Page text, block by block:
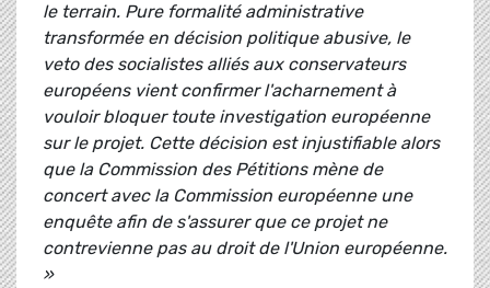
le terrain. Pure formalité administrative
transformée en décision politique abusive, le
veto des socialistes alliés aux conservateurs
européens vient confirmer l'acharnement à
vouloir bloquer toute investigation européenne
sur le projet. Cette décision est injustifiable alors
que la Commission des Pétitions mène de
concert avec la Commission européenne une
enquête afin de s'assurer que ce projet ne
contrevienne pas au droit de l'Union européenne.
»